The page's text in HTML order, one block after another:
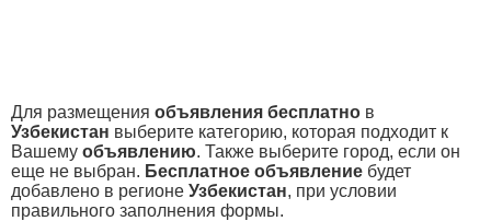
Для размещения объявления бесплатно в
Узбекистан выберите категорию, которая подходит к
Вашему объявлению. Также выберите город, если он
еще не выбран. Бесплатное объявление будет
добавлено в регионе Узбекистан, при условии
правильного заполнения формы.